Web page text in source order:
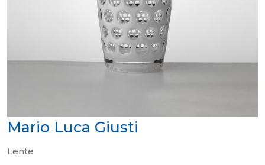
Mario Luca Giusti
Lente